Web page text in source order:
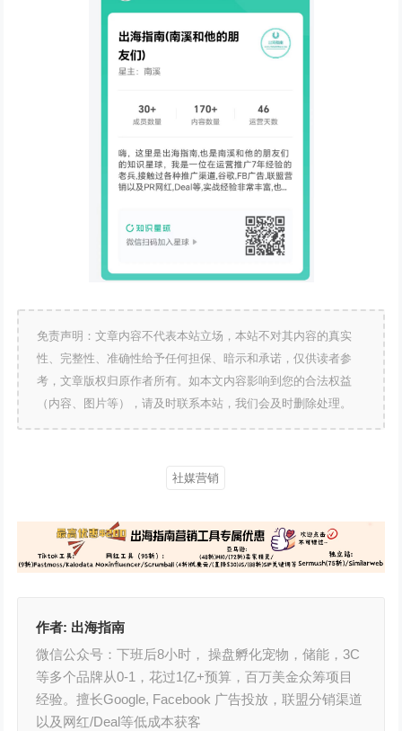
免责声明：文章内容不代表本站立场，本站不对其内容的真实
性、完整性、准确性给予任何担保、暗示和承诺，仅供读者参
考，文章版权归原作者所有。如本文内容影响到您的合法权益
（内容、图片等），请及时联系本站，我们会及时删除处理。
社媒营销
作者: 出海指南
微信公众号：下班后8小时， 操盘孵化宠物，储能，3C
等多个品牌从0-1，花过1亿+预算，百万美金众筹项目
经验。擅长Google, Facebook 广告投放，联盟分销渠道
以及网红/Deal等低成本获客